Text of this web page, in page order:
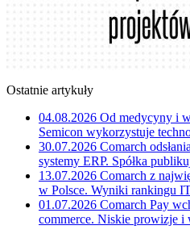
Ostatnie artykuły
04.08.2026 Od medycyny i
Semicon wykorzystuje
30.07.2026 Comarch
systemy ERP. Spółka
13.07.2026 Comarch z
w Polsce. Wyniki rankingu
01.07.2026 Comarch Pay
commerce. Niskie prowizje i